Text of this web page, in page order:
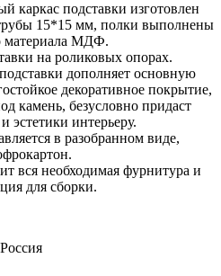
каркас подставки изготовлен
15*15 мм, полки выполнены
материала МДФ.
на роликовых опорах.
дополняет основную
декоративное покрытие,
камень, безусловно придаст
эстетики интерьеру.
в разобранном виде,
вся необходимая фурнитура и
для сборки.